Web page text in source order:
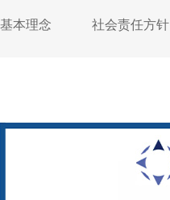
基本理念 社会责任方针